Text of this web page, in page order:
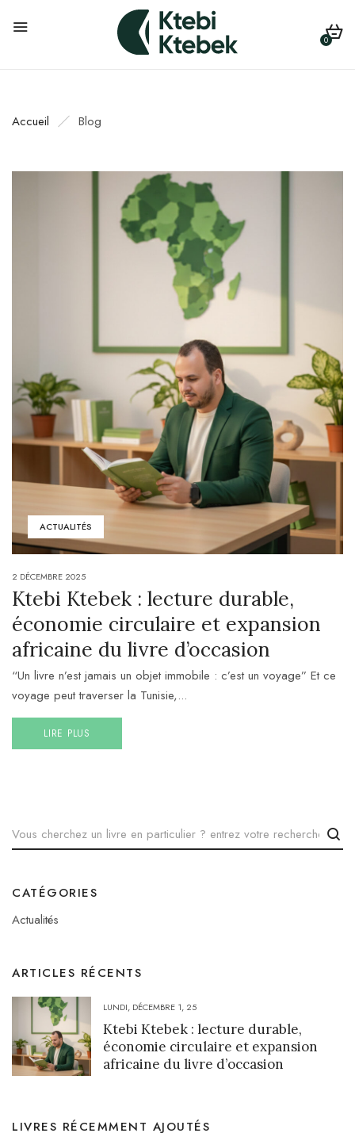
0
Accueil Blog
CATÉGORIES
Actualités
ARTICLES RÉCENTS
LUNDI, DÉCEMBRE 1, 25
Ktebi Ktebek : lecture durable,
économie circulaire et expansion
africaine du livre d’occasion
LIVRES RÉCEMMENT AJOUTÉS
ACTUALITÉS
2 DÉCEMBRE 2025
Ktebi Ktebek : lecture durable,
économie circulaire et expansion
africaine du livre d’occasion
“Un livre n’est jamais un objet immobile : c’est un voyage” Et ce
voyage peut traverser la Tunisie,...
LIRE PLUS